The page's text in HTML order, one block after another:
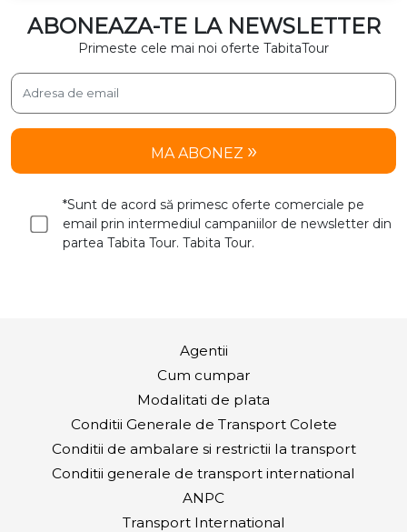
ABONEAZA-TE LA NEWSLETTER
Primeste cele mai noi oferte TabitaTour
MA ABONEZ
*Sunt de acord să primesc oferte comerciale pe
email prin intermediul campaniilor de newsletter din
partea Tabita Tour. Tabita Tour.
Agentii
Cum cumpar
Modalitati de plata
Conditii Generale de Transport Colete
Conditii de ambalare si restrictii la transport
Conditii generale de transport international
ANPC
Transport International